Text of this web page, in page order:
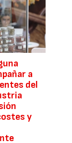
a
del
y